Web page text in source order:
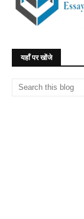
यहाँ पर खोंजे